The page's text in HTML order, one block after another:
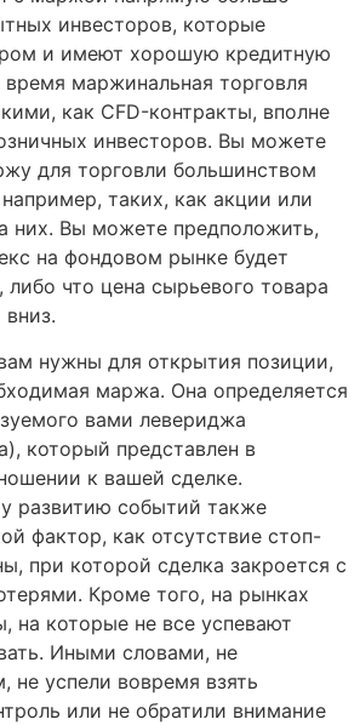
инвесторов, которые
и имеют хорошую кредитную
маржинальная торговля
как CFD-контракты, вполне
инвесторов. Вы можете
для торговли большинством
таких, как акции или
них. Вы можете предположить,
на фондовом рынке будет
либо что цена сырьевого товара
нужны для открытия позиции,
маржа. Она определяется
вами левериджа
который представлен в
к вашей сделке.
развитию событий также
фактор, как отсутствие стоп-
при которой сделка закроется с
Кроме того, на рынках
на которые не все успевают
Иными словами, не
не успели вовремя взять
или не обратили внимание